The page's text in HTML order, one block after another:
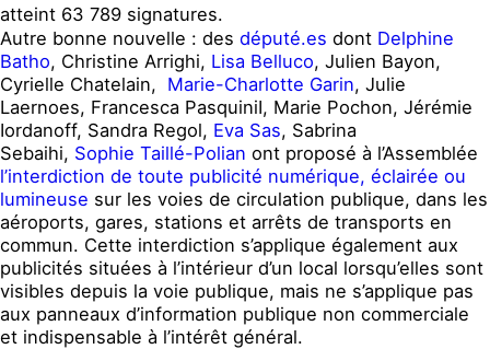
atteint 63 789 signatures.
Autre bonne nouvelle : des député.es dont Delphine
Batho, Christine Arrighi, Lisa Belluco, Julien Bayon,
Cyrielle Chatelain, Marie-Charlotte Garin, Julie
Laernoes, Francesca PasquiniI, Marie Pochon, Jérémie
Iordanoff, Sandra Regol, Eva Sas, Sabrina
Sebaihi, Sophie Taillé-Polian ont proposé à l’Assemblée
l’interdiction de toute publicité numérique, éclairée ou
lumineuse sur les voies de circulation publique, dans les
aéroports, gares, stations et arrêts de transports en
commun. Cette interdiction s’applique également aux
publicités situées à l’intérieur d’un local lorsqu’elles sont
visibles depuis la voie publique, mais ne s’applique pas
aux panneaux d’information publique non commerciale
et indispensable à l’intérêt général.